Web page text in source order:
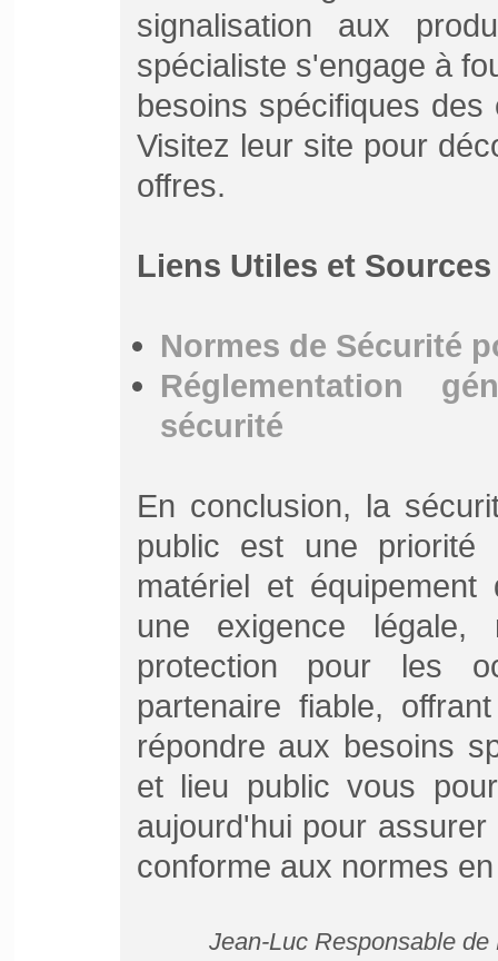
signalisation aux
spécialiste s'engage à
besoins spécifiques
Visitez leur site pour
offres.
Liens Utiles et Sources
Normes de Sécurité
Réglementation
sécurité
En conclusion, la
public est une priorité
matériel et
une exigence
protection pour les
partenaire fiable,
répondre aux besoins
et lieu public vous
aujourd'hui pour
conforme aux normes
Jean-Luc Responsable